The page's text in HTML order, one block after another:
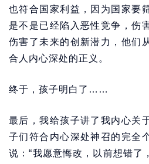
也符合国家利益，因为国家要
是不是已经陷入恶性竞争，伤
伤害了未来的创新潜力，他们
合人内心深处的正义。
终于，孩子明白了……
最后，我给孩子讲了我内心关
子们符合内心深处神召的完全
说：“我愿意悔改，以前想错了